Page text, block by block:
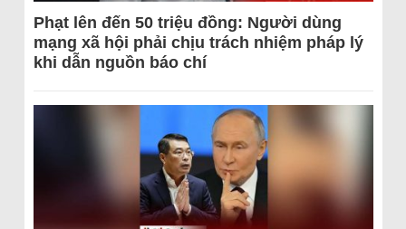
Phạt lên đến 50 triệu đồng: Người dùng
mạng xã hội phải chịu trách nhiệm pháp lý
khi dẫn nguồn báo chí